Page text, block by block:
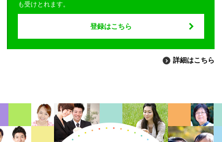
も受けとれます。
登録はこちら
詳細はこちら